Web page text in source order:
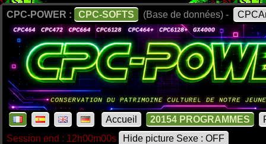
CPC-POWER : CPC-SOFTS (Base de données) -
Accueil 20154 PROGRAMMES
Session end : 12h00m00s
Hide picture Sexe : OFF